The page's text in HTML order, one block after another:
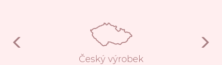
Český výrobek